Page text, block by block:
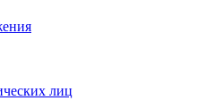
лиц